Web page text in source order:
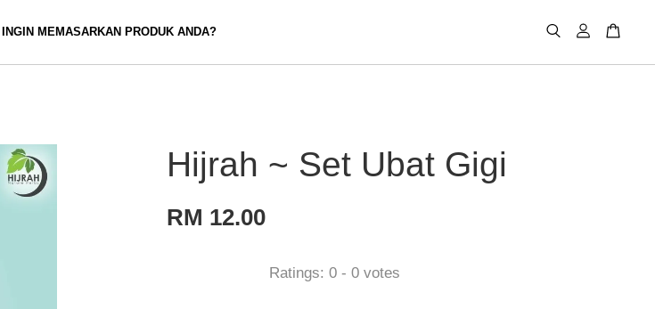
INGIN MEMASARKAN PRODUK ANDA?
Hijrah ~ Set Ubat Gigi
RM 12.00
Ratings:0 -0 votes